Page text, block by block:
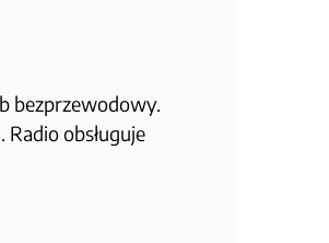
bezprzewodowy.
obsługuje